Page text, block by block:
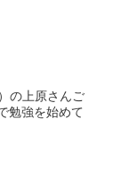
の上原さんご